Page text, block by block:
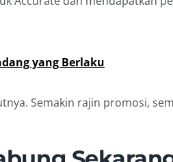
yang Berlaku
Semakin rajin promosi,